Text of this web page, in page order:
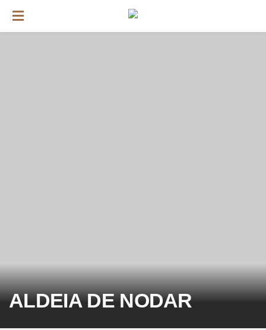
ALDEIA DE NODAR